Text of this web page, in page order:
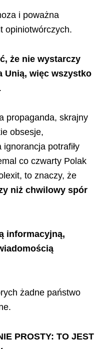
i poważna
opiniotwórczych.
że nie wystarczy
Unią, więc wszystko
.
propaganda, skrajny
obsesje,
potrafiły
co czwarty Polak
to znaczy, że
niż chwilowy spór
informacyjną,
żadne państwo
PROSTY: TO JEST